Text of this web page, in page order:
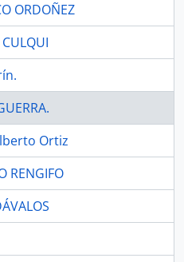
ORDOÑEZ
Ortiz
RENGIFO